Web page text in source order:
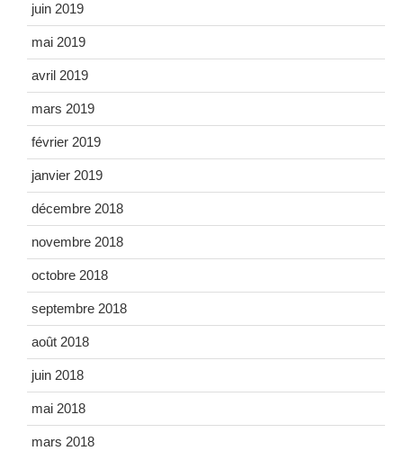
juin 2019
mai 2019
avril 2019
mars 2019
février 2019
janvier 2019
décembre 2018
novembre 2018
octobre 2018
septembre 2018
août 2018
juin 2018
mai 2018
mars 2018